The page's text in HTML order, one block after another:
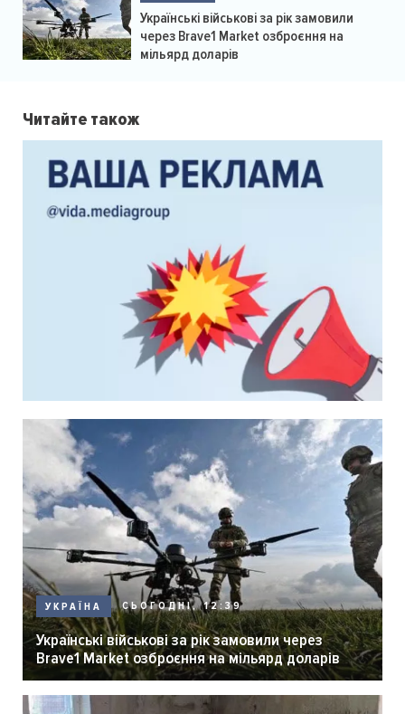
Українські військові за рік замовили
через Brave1 Market озброєння на
мільярд доларів
Читайте також
УКРАЇНА СЬОГОДНІ, 12:39
Українські військові за рік замовили через
Brave1 Market озброєння на мільярд доларів